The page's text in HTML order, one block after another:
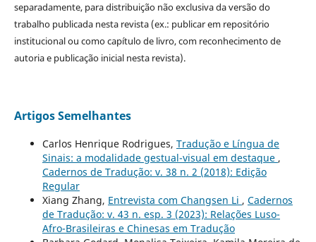
separadamente, para distribuição não exclusiva da versão do
trabalho publicada nesta revista (ex.: publicar em repositório
institucional ou como capítulo de livro, com reconhecimento de
autoria e publicação inicial nesta revista).
Artigos Semelhantes
Carlos Henrique Rodrigues, Tradução e Língua de
Sinais: a modalidade gestual-visual em destaque ,
Cadernos de Tradução: v. 38 n. 2 (2018): Edição
Regular
Xiang Zhang, Entrevista com Changsen Li , Cadernos
de Tradução: v. 43 n. esp. 3 (2023): Relações Luso-
Afro-Brasileiras e Chinesas em Tradução